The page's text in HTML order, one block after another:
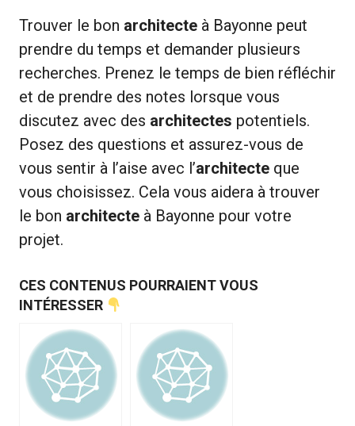
Trouver le bon architecte à Bayonne peut
prendre du temps et demander plusieurs
recherches. Prenez le temps de bien réfléchir
et de prendre des notes lorsque vous
discutez avec des architectes potentiels.
Posez des questions et assurez-vous de
vous sentir à l’aise avec l’architecte que
vous choisissez. Cela vous aidera à trouver
le bon architecte à Bayonne pour votre
projet.
CES CONTENUS POURRAIENT VOUS
INTÉRESSER